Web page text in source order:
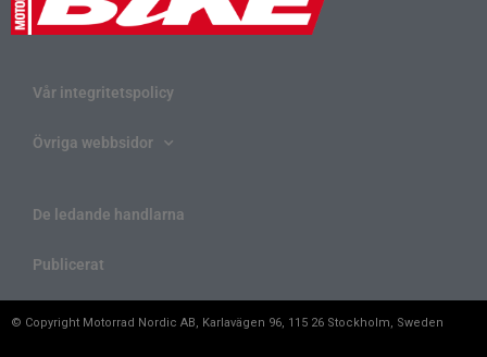
Vår integritetspolicy
Övriga webbsidor
De ledande handlarna
Publicerat
© Copyright Motorrad Nordic AB, Karlavägen 96, 115 26 Stockholm, Sweden